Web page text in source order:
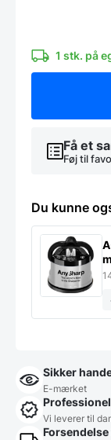
MAXI
kg/t
1 stk. på
Få et
Føj til
Du kunne
Sikker
E-mærket
Vi leverer til